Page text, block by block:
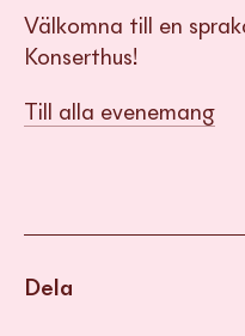
Välkomna till en
Konserthus!
Till alla evenemang
Dela